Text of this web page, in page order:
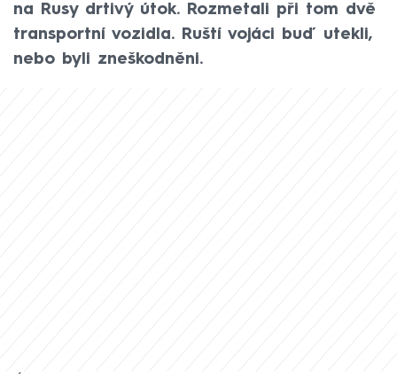
na Rusy drtivý útok. Rozmetali při tom dvě
transportní vozidla. Ruští vojáci buď utekli,
nebo byli zneškodněni.